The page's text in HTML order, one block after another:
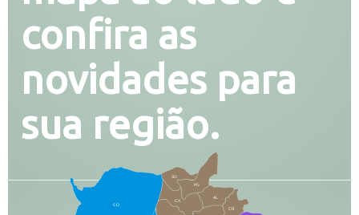
confira as
novidades para
sua região.
CO
CX
AL
CR
PG
SO